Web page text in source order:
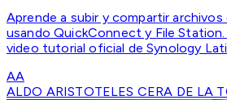
Aprende a subir y compartir
usando QuickConnect y File
video tutorial oficial de Synology
AA
ALDO ARISTOTELES CERA DE LA